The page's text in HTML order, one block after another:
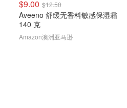
$9.00 $12.50
Aveeno 舒缓无香料敏感保湿霜
140 克
Amazon澳洲亚马逊